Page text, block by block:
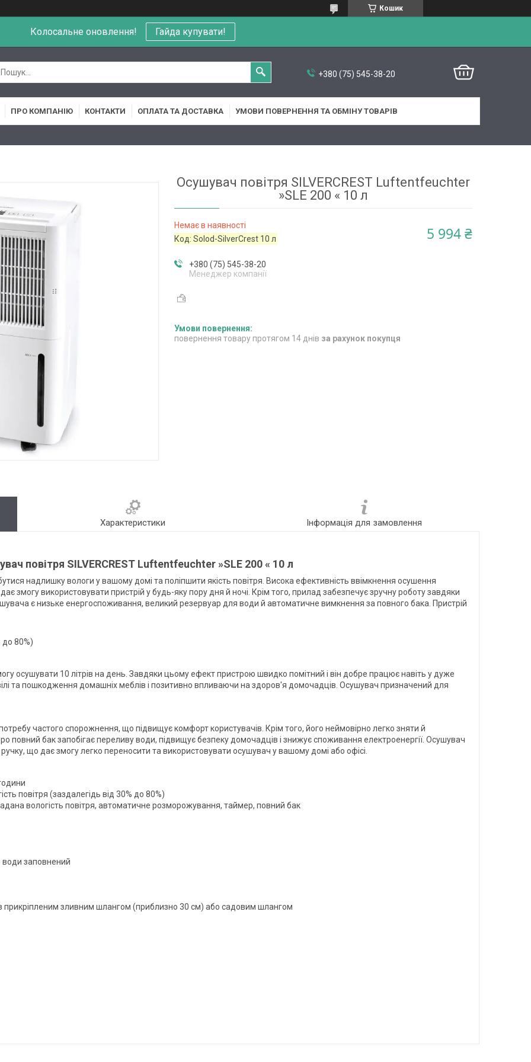
Кошик
Колосальне оновлення! Гайда купувати!
+380 (75) 545-38-20
ПРО КОМПАНІЮ КОНТАКТИ ОПЛАТА ТА ДОСТАВКА УМОВИ ПОВЕРНЕННЯ ТА ОБМІНУ ТОВАРІВ
Осушувач повітря SILVERCREST Luftentfeuchter
»SLE 200 « 10 л
Немає в наявності
Код:Solod-SilverCrest 10 л 5 994 ₴
+380 (75) 545-38-20
Менеджер компанії
повернення товару протягом 14 днів за рахунок покупця
Характеристики Інформація для замовлення
повітря SILVERCREST Luftentfeuchter »SLE 200 « 10 л
надлишку вологи у вашому домі та поліпшити якість повітря. Висока ефективність ввімкнення осушення
змогу використовувати пристрій у будь-яку пору дня й ночі. Крім того, прилад забезпечує зручну роботу завдяки
є низьке енергоспоживання, великий резервуар для води й автоматичне вимкнення за повного бака. Пристрій
до 80%)
осушувати 10 літрів на день. Завдяки цьому ефект пристрою швидко помітний і він добре працює навіть у дуже
та пошкодження домашніх меблів і позитивно впливаючи на здоров'я домочадців. Осушувач призначений для
частого спорожнення, що підвищує комфорт користувачів. Крім того, його неймовірно легко зняти й
бак запобігає переливу води, підвищує безпеку домочадців і знижує споживання електроенергії. Осушувач
що дає змогу легко переносити та використовувати осушувач у вашому домі або офісі.
повітря (заздалегідь від 30% до 80%)
вологість повітря, автоматичне розморожування, таймер, повний бак
заповнений
прикріпленим зливним шлангом (приблизно 30 см) або садовим шлангом